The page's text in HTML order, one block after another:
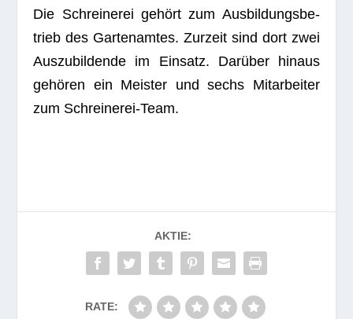
Die Schrei­ne­rei gehört zum Aus­bil­dungs­be­
trieb des Gar­ten­am­tes. Zur­zeit sind dort zwei
Aus­zu­bil­dende im Ein­satz. Dar­über hin­aus
gehö­ren ein Meis­ter und sechs Mit­ar­bei­ter
zum Schreinerei-Team.
AKTIE:
RATE: